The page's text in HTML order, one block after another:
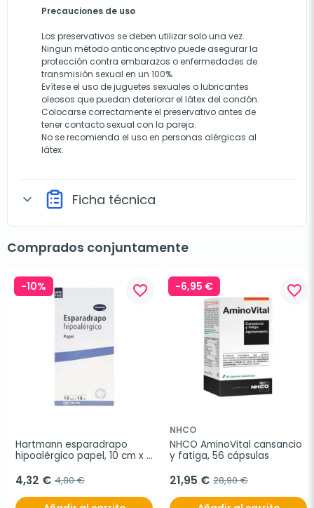
Precauciones de uso
Los preservativos se deben utilizar solo una vez.
Ningun método anticonceptivo puede asegurar la
protección contra embarazos o enfermedades de
transmisión sexual en un 100%.
Evítese el uso de juguetes sexuales o lubricantes
oleosos que puedan deteriorar el látex del condón.
Colocarse correctamente el preservativo antes de
tener contacto sexual con la pareja.
No se recomienda el uso en personas alérgicas al
látex.
expand_more Ficha técnica
Comprados conjuntamente
-10% favorite_border
Hartmann esparadrapo
hipoalérgico papel, 10 cm x
4,32 € 4,80 €
-6,95 € favorite_border
NHCO
NHCO AminoVital cansancio
y fatiga, 56 cápsulas
21,95 € 28,90 €